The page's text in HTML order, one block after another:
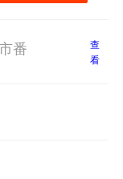
番
查
看